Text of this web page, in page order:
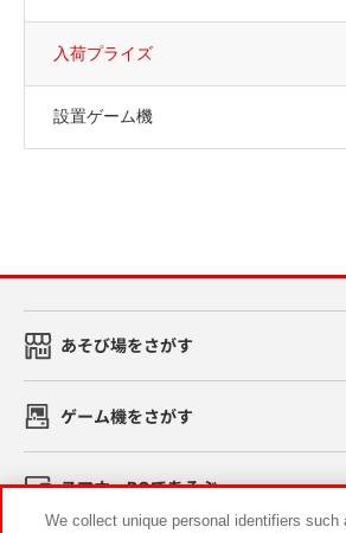
入荷プライズ
設置ゲーム機
あそび場をさがす
ゲーム機をさがす
スマホ・PCであそぶ
We collect unique personal identifiers such